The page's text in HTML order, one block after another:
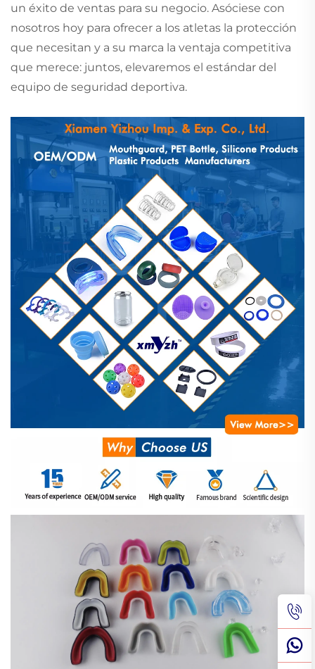
un éxito de ventas para su negocio. Asóciese con
nosotros hoy para ofrecer a los atletas la protección
que necesitan y a su marca la ventaja competitiva
que merece: juntos, elevaremos el estándar del
equipo de seguridad deportiva.